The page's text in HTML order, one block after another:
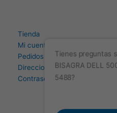
Tienda
Mi cuenta
Pedidos
Direccion
Contraseña perdida
Tienes preguntas
BISAGRA DELL